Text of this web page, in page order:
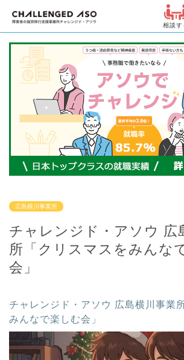
相談す
広島横川事業所
チャレンジド・アソウ 広
所「クリスマスをみんな
会」
チャレンジド・アソウ 広島横川事業
みんなで楽しむ会」